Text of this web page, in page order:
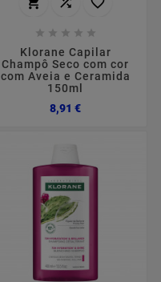
    
Klorane Capilar
Champô Seco com cor
com Aveia e Ceramida
150ml
8,91 €Preço